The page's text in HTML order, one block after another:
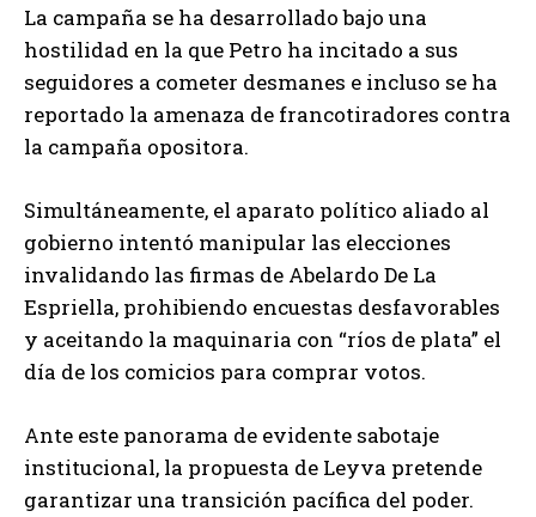
La campaña se ha desarrollado bajo una
hostilidad en la que Petro ha incitado a sus
seguidores a cometer desmanes e incluso se ha
reportado la amenaza de francotiradores contra
la campaña opositora.
Simultáneamente, el aparato político aliado al
gobierno intentó manipular las elecciones
invalidando las firmas de Abelardo De La
Espriella, prohibiendo encuestas desfavorables
y aceitando la maquinaria con “ríos de plata” el
día de los comicios para comprar votos.
Ante este panorama de evidente sabotaje
institucional, la propuesta de Leyva pretende
garantizar una transición pacífica del poder.